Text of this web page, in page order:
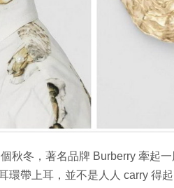
冬，著名品牌 Burberry 牽起一
環帶上耳，並不是人人 carry 得